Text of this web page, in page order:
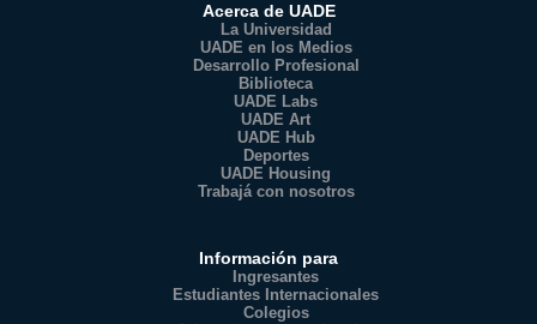
Acerca de UADE
La Universidad
UADE en los Medios
Desarrollo Profesional
Biblioteca
UADE Labs
UADE Art
UADE Hub
Deportes
UADE Housing
Trabajá con nosotros
Información para
Ingresantes
Estudiantes Internacionales
Colegios